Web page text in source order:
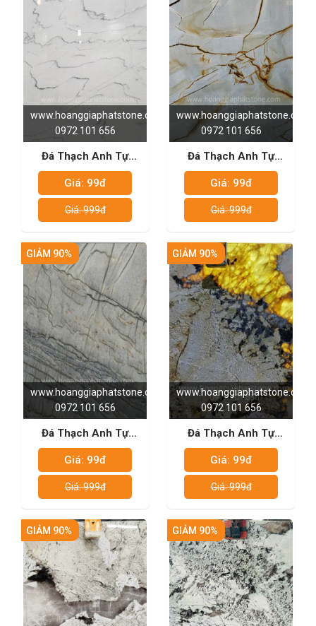
www.hoanggiaphatstone.com
0972 101 656
Đá Thạch Anh Tự
Nhiên - Casablanca
Giá: 99đ
Giá: 999đ
www.hoanggiaphatstone.com
0972 101 656
Đá Thạch Anh Tự
Nhiên - Blue Roma
Giá: 99đ
Giá: 999đ
www.hoanggiaphatstone.com
0972 101 656
GIẢM 90%
Đá Thạch Anh Tự
Nhiên - Blue Moon
Giá: 99đ
Giá: 999đ
www.hoanggiaphatstone.com
0972 101 656
GIẢM 90%
Đá Thạch Anh Tự
Nhiên - Pantagonia pc
Giá: 99đ
Giá: 999đ
GIẢM 90% GIẢM 90%